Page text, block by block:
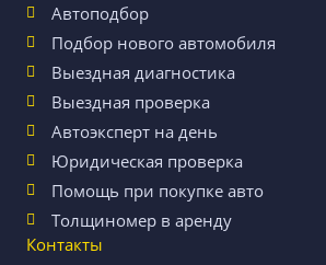
Автоподбор
Подбор нового автомобиля
Выездная диагностика
Выездная проверка
Автоэксперт на день
Юридическая проверка
Помощь при покупке авто
Толщиномер в аренду
Контакты